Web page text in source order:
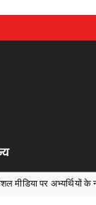
के नामों को लेकर फैलाई